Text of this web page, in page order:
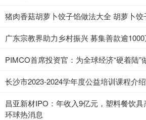
猪肉香菇胡萝卜饺子馅做法大全 胡萝卜饺
广东宗教界助力乡村振兴 募集善款逾
PIMCO首席投资官：为全球经济“硬着陆”
长沙市2023-2024学年度公益培训课程介
昌亚新材IPO：年收入9亿元，塑料餐饮
环球热消息